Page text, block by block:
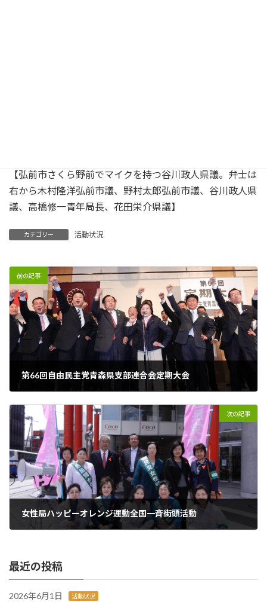
【弘前市さくら野前でマイクを持つ谷川政人県議。弁士は
右から木村隆洋弘前市議、野村太郎弘前市議、谷川政人県
議、高橋修一青年局長、花田栄介県議】
カテゴリー 活動状況
前の記事
第66回自由民主党青森県支部連合会定期大会
次の記事
女性局ハッピーオレンジ運動全国一斉街頭活動
最近の投稿
2026年6月1日 活動状況